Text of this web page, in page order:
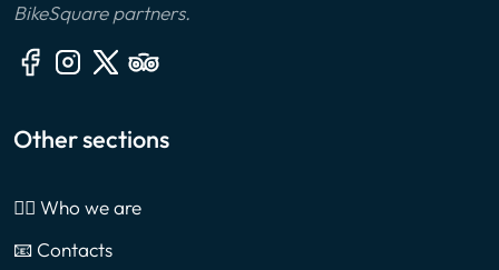
BikeSquare partners.
Other sections
🙎‍♂️ Who we are
📧 Contacts